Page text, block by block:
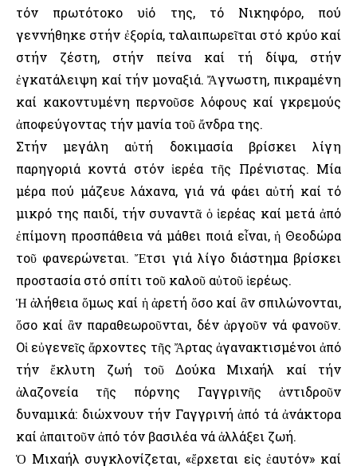
τόν πρωτότοκο υἱό της, τό Νικηφόρο, πού
γεννήθηκε στήν ἐξορία, ταλαιπωρεῖται στό κρύο καί
στήν ζέστη, στήν πείνα καί τή δίψα, στήν
ἐγκατάλειψη καί τήν μοναξιά. Ἄγνωστη, πικραμένη
καί κακοντυμένη περνοῦσε λόφους καί γκρεμούς
ἀποφεύγοντας τήν μανία τοῦ ἄνδρα της.
Στήν μεγάλη αὐτή δοκιμασία βρίσκει λίγη
παρηγοριά κοντά στόν ἱερέα τῆς Πρένιστας. Μία
μέρα πού μάζευε λάχανα, γιά νά φάει αὐτή καί τό
μικρό της παιδί, τήν συναντᾶ ὁ ἱερέας καί μετά ἀπό
ἐπίμονη προσπάθεια νά μάθει ποιά εἶναι, ἡ Θεοδώρα
τοῦ φανερώνεται. Ἔτσι γιά λίγο διάστημα βρίσκει
προστασία στό σπίτι τοῦ καλοῦ αὐτοῦ ἱερέως.
Ἡ ἀλήθεια ὅμως καί ἡ ἀρετή ὅσο καί ἂν σπιλώνονται,
ὅσο καί ἂν παραθεωροῦνται, δέν ἀργοῦν νά φανοῦν.
Οἱ εὐγενεῖς ἄρχοντες τῆς Ἄρτας ἀγανακτισμένοι ἀπό
τήν ἔκλυτη ζωή τοῦ Δούκα Μιχαήλ καί τήν
ἀλαζονεία τῆς πόρνης Γαγγρινῆς ἀντιδροῦν
δυναμικά: διώχνουν τήν Γαγγρινή ἀπό τά ἀνάκτορα
καί ἀπαιτοῦν ἀπό τόν βασιλέα νά ἀλλάξει ζωή.
Ὁ Μιχαήλ συγκλονίζεται, «ἔρχεται εἰς ἐαυτόν» καί